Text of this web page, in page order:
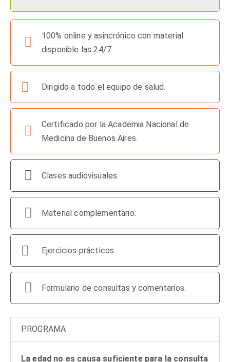
100% online y asincrónico con material
disponible las 24/7.
Dirigido a todo el equipo de salud.
Certificado por la Academia Nacional de
Medicina de Buenos Aires.
Clases audiovisuales.
Material complementario.
Ejercicios prácticos.
Formulario de consultas y comentarios.
PROGRAMA
La edad no es causa suficiente para la consulta